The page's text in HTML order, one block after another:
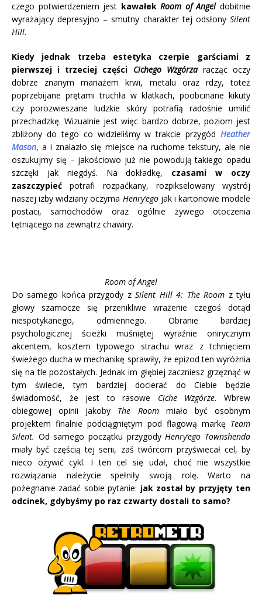
czego potwierdzeniem jest kawałekRoom of Angeldobitnie
wyrażający depresyjno – smutny charakter tej odsłony Silent
Hill.
Kiedy jednak trzeba estetyka czerpie garściami z
pierwszej i trzeciej części Cichego Wzgórzaracząc oczy
dobrze znanym mariażem krwi, metalu oraz rdzy, toteż
poprzebijane prętami truchła w klatkach, poobcinane kikuty
czy porozwieszane ludzkie skóry potrafią radośnie umilić
przechadzkę. Wizualnie jest więc bardzo dobrze, poziom jest
zbliżony do tego co widzieliśmy w trakcie przygód Heather
Mason, a i znalazło się miejsce na ruchome tekstury, ale nie
oszukujmy się – jakościowo już nie powodują takiego opadu
szczęki jak niegdyś. Na dokładkę, czasami w oczy
zaszczypieć potrafi rozpaćkany, rozpikselowany wystrój
naszej izby widziany oczyma Henry’egojak i kartonowe modele
postaci, samochodów oraz ogólnie żywego otoczenia
tętniącego na zewnątrz chawiry.
Room of Angel
Do samego końca przygody zSilent Hill 4: The Room z tyłu
głowy szamocze się przenikliwe wrażenie czegoś dotąd
niespotykanego, odmiennego. Obranie bardziej
psychologicznej ścieżki muśniętej wyraźnie onirycznym
akcentem, kosztem typowego strachu wraz z tchnięciem
świeżego ducha w mechanikę sprawiły, że epizod ten wyróżnia
się na tle pozostałych. Jednak im głębiej zaczniesz grzęznąć w
tym świecie, tym bardziej docierać do Ciebie będzie
świadomość, że jest to rasowe Ciche Wzgórze. Wbrew
obiegowej opinii jakoby The Roommiało być osobnym
projektem finalnie podciągniętym pod flagową markę Team
Silent. Od samego początku przygodyHenry’ego Townshenda
miały być częścią tej serii, zaś twórcom przyświecał cel, by
nieco ożywić cykl. I ten cel się udał, choć nie wszystkie
rozwiązania należycie spełniły swoją rolę. Warto na
pożegnanie zadać sobie pytanie: jak został by przyjęty ten
odcinek, gdybyśmy po raz czwarty dostali to samo?